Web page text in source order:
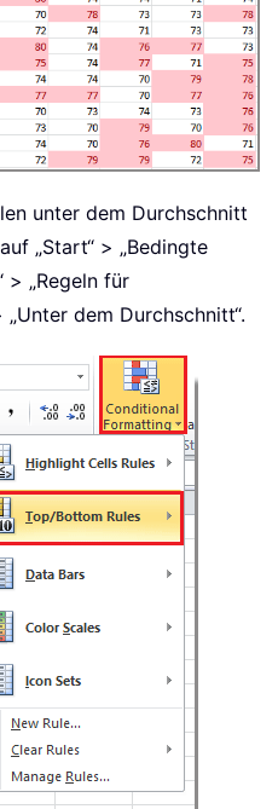
unter dem Durchschnitt
„Start“ > „Bedingte
> „Regeln für
dem Durchschnitt“.